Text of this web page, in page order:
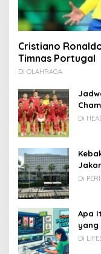
Cristiano
Timnas Portugal
Di OLAHRAGA
Di
Di
Apa
yang
Di